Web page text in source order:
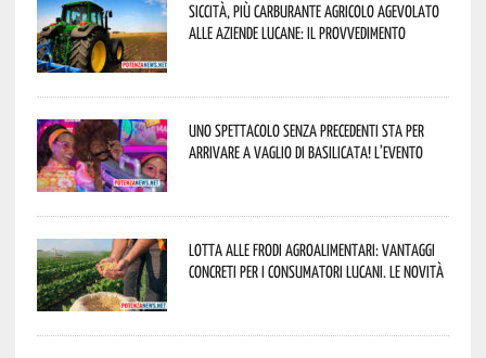
Siccità, più carburante agricolo agevolato
alle aziende lucane: il provvedimento
Uno spettacolo senza precedenti sta per
arrivare a Vaglio di Basilicata! L’evento
Lotta alle frodi agroalimentari: vantaggi
concreti per i consumatori lucani. Le novità